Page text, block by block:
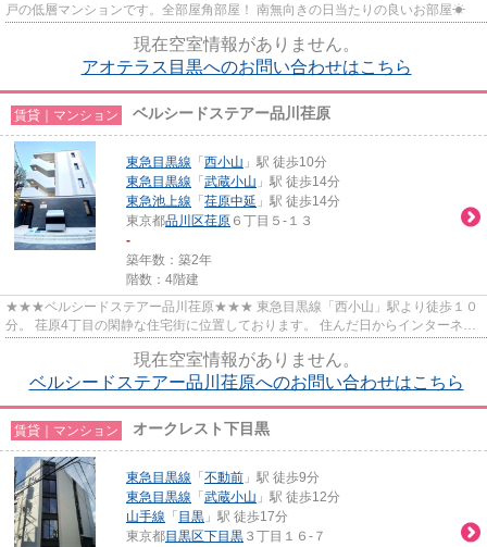
戸の低層マンションです。全部屋角部屋！ 南無向きの日当たりの良いお部屋☀
現在空室情報がありません。
アオテラス目黒へのお問い合わせはこちら
賃貸｜マンション ベルシードステアー品川荏原
東急目黒線 「 西小山 」駅 徒歩10分
東急目黒線 「 武蔵小山 」駅 徒歩14分
東急池上線 「 荏原中延 」駅 徒歩14分
東京都品川区荏原 ６丁目５-１３
-
築年数：築2年
階数：4階建
★★★ベルシードステアー品川荏原★★★ 東急目黒線「西小山」駅より徒歩１０
分。 荏原4丁目の閑静な住宅街に位置しております。 住んだ日からインターネッ
現在空室情報がありません。
ベルシードステアー品川荏原へのお問い合わせはこちら
賃貸｜マンション オークレスト下目黒
東急目黒線 「 不動前 」駅 徒歩9分
東急目黒線 「 武蔵小山 」駅 徒歩12分
山手線 「 目黒 」駅 徒歩17分
東京都目黒区下目黒 ３丁目１６-７